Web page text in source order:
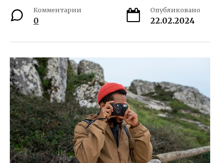
Комментарии
0
Опубликовано
22.02.2024